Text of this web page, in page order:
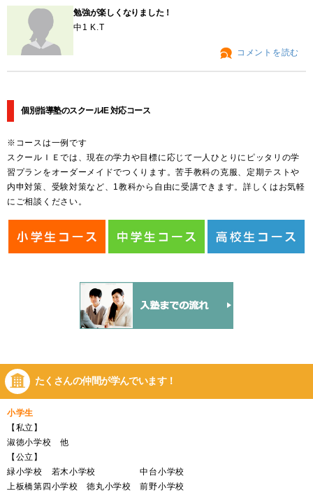
勉強が楽しくなりました！
中1 K.T
コメントを読む
個別指導塾のスクールIE 対応コース
※コースは一例です
スクールＩＥでは、現在の学力や目標に応じて一人ひとりにピッタリの学
習プランをオーダーメイドでつくります。苦手教科の克服、定期テストや
内申対策、受験対策など、1教科から自由に受講できます。詳しくはお気軽
にご相談ください。
たくさんの仲間が学んでいます！
小学生
【私立】
淑徳小学校 他
【公立】
緑小学校 若木小学校 中台小学校
上板橋第四小学校 徳丸小学校 前野小学校